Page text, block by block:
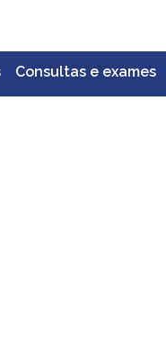
Consultas e exames